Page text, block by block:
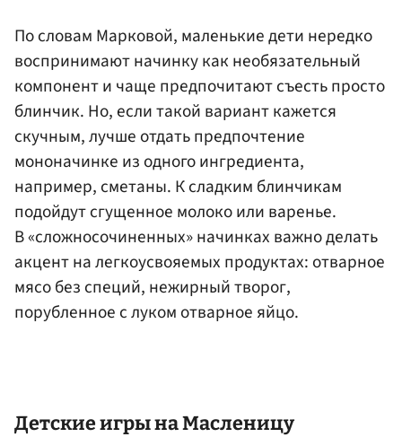
По словам Марковой, маленькие дети нередко
воспринимают начинку как необязательный
компонент и чаще предпочитают съесть просто
блинчик. Но, если такой вариант кажется
скучным, лучше отдать предпочтение
мононачинке из одного ингредиента,
например, сметаны. К сладким блинчикам
подойдут сгущенное молоко или варенье.
В «сложносочиненных» начинках важно делать
акцент на легкоусвояемых продуктах: отварное
мясо без специй, нежирный творог,
порубленное с луком отварное яйцо.
Детские игры на Масленицу